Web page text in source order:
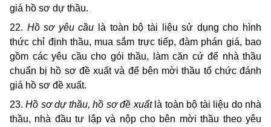
giá hồ sơ dự thầu.
22. Hồ sơ yêu cầu là toàn bộ tài liệu sử dụng cho hình
thức chỉ định thầu, mua sắm trực tiếp, đàm phán giá, bao
gồm các yêu cầu cho gói thầu, làm căn cứ để nhà thầu
chuẩn bị hồ sơ đề xuất và để bên mời thầu tổ chức đánh
giá hồ sơ đề xuất.
23.Hồ sơ dự thầu, hồ sơ đề xuấtlà toàn bộ tài liệu do nhà
thầu, nhà đầu tư lập và nộp cho bên mời thầu theo yêu